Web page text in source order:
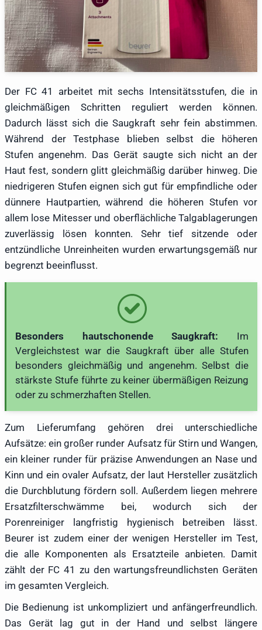
Der FC 41 arbeitet mit sechs Intensitätsstufen, die in
gleichmäßigen Schritten reguliert werden können.
Dadurch lässt sich die Saugkraft sehr fein abstimmen.
Während der Testphase blieben selbst die höheren
Stufen angenehm. Das Gerät saugte sich nicht an der
Haut fest, sondern glitt gleichmäßig darüber hinweg. Die
niedrigeren Stufen eignen sich gut für empfindliche oder
dünnere Hautpartien, während die höheren Stufen vor
allem lose Mitesser und oberflächliche Talgablagerungen
zuverlässig lösen konnten. Sehr tief sitzende oder
entzündliche Unreinheiten wurden erwartungsgemäß nur
begrenzt beeinflusst.
Besonders hautschonende Saugkraft: Im
Vergleichstest war die Saugkraft über alle Stufen
besonders gleichmäßig und angenehm. Selbst die
stärkste Stufe führte zu keiner übermäßigen Reizung
oder zu schmerzhaften Stellen.
Zum Lieferumfang gehören drei unterschiedliche
Aufsätze: ein großer runder Aufsatz für Stirn und Wangen,
ein kleiner runder für präzise Anwendungen an Nase und
Kinn und ein ovaler Aufsatz, der laut Hersteller zusätzlich
die Durchblutung fördern soll. Außerdem liegen mehrere
Ersatzfilterschwämme bei, wodurch sich der
Porenreiniger langfristig hygienisch betreiben lässt.
Beurer ist zudem einer der wenigen Hersteller im Test,
die alle Komponenten als Ersatzteile anbieten. Damit
zählt der FC 41 zu den wartungsfreundlichsten Geräten
im gesamten Vergleich.
Die Bedienung ist unkompliziert und anfängerfreundlich.
Das Gerät lag gut in der Hand und selbst längere